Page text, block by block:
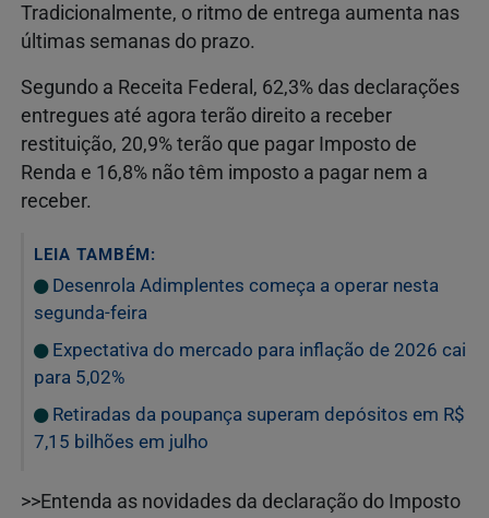
Tradicionalmente, o ritmo de entrega aumenta nas
últimas semanas do prazo.
Segundo a Receita Federal, 62,3% das declarações
entregues até agora terão direito a receber
restituição, 20,9% terão que pagar Imposto de
Renda e 16,8% não têm imposto a pagar nem a
receber.
LEIA TAMBÉM:
Desenrola Adimplentes começa a operar nesta
segunda-feira
Expectativa do mercado para inflação de 2026 cai
para 5,02%
Retiradas da poupança superam depósitos em R$
7,15 bilhões em julho
>>Entenda as novidades da declaração do Imposto